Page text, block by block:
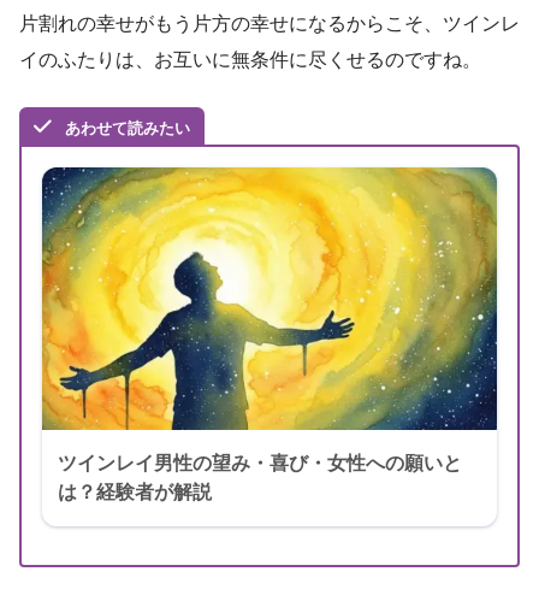
片割れの幸せがもう片方の幸せになるからこそ、ツインレ
イのふたりは、お互いに無条件に尽くせるのですね。
あわせて読みたい
ツインレイ男性の望み・喜び・女性への願いと
は？経験者が解説